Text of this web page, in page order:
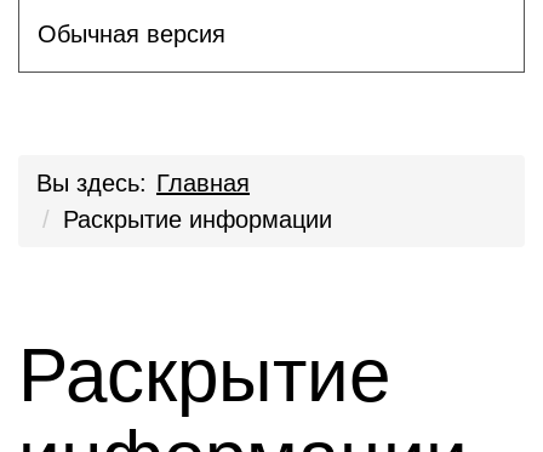
Обычная версия
Вы здесь: Главная
Раскрытие информации
Раскрытие